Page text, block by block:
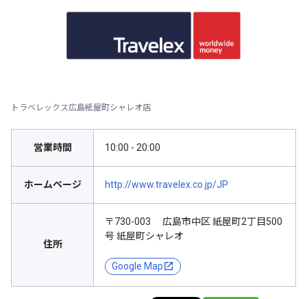
トラベレックス広島紙屋町シャレオ店
営業時間 10:00 - 20:00
ホームページ http://www.travelex.co.jp/JP
住所
〒730-003 広島市中区 紙屋町2丁目500
号 紙屋町シャレオ
Google Map